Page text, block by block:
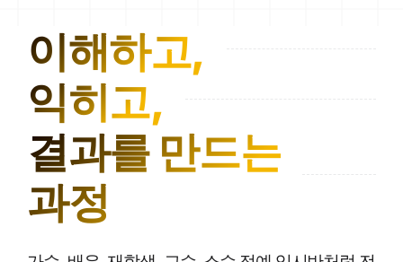
이해하고,
익히고,
결과를 만드는
과정